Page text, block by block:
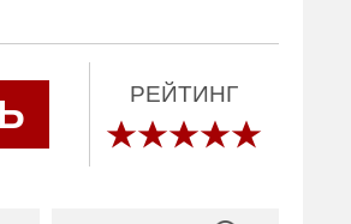
РЕЙТИНГ